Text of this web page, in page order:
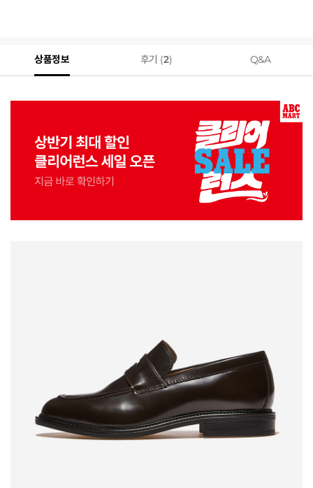
상품정보 후기 (2) Q&A